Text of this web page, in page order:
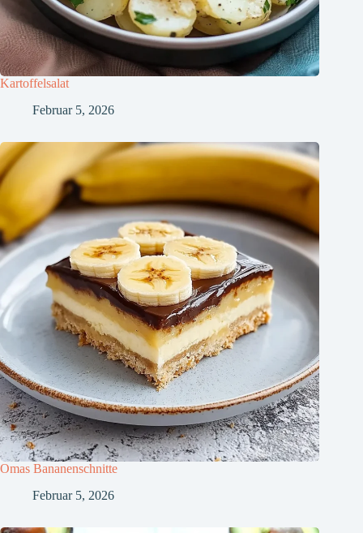
Kartoffelsalat
Februar 5, 2026
Omas Bananenschnitte
Februar 5, 2026